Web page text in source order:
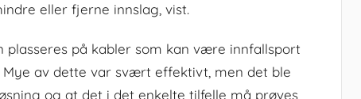
eller fjerne innslag, vist.
plasseres på kabler som kan være innfallsport
av dette var svært effektivt, men det ble
og at det i det enkelte tilfelle må prøves